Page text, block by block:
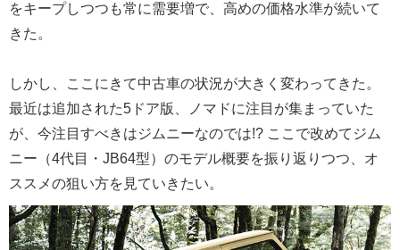
をキープしつつも常に需要増で、高めの価格水準が続いて
きた。
しかし、ここにきて中古車の状況が大きく変わってきた。
最近は追加された5ドア版、ノマドに注目が集まっていた
が、今注目すべきはジムニーなのでは!? ここで改めてジム
ニー（4代目・JB64型）のモデル概要を振り返りつつ、オ
ススメの狙い方を見ていきたい。